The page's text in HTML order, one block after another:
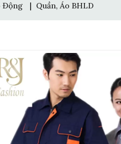
Động | Quần, Áo BHLD